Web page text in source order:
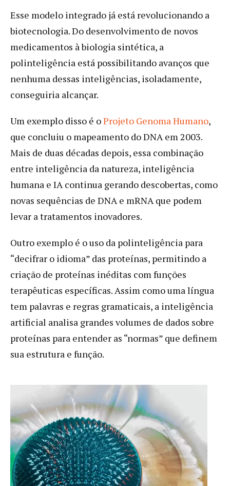
Esse modelo integrado já está revolucionando a
biotecnologia. Do desenvolvimento de novos
medicamentos à biologia sintética, a
polinteligência está possibilitando avanços que
nenhuma dessas inteligências, isoladamente,
conseguiria alcançar.
Um exemplo disso é oProjeto Genoma Humano,
que concluiu o mapeamento do DNA em 2003.
Mais de duas décadas depois, essa combinação
entre inteligência da natureza, inteligência
humana e IA continua gerando descobertas, como
novas sequências de DNA e mRNA que podem
levar a tratamentos inovadores.
Outro exemplo é o uso da polinteligência para
“decifrar o idioma” das proteínas, permitindo a
criação de proteínas inéditas com funções
terapêuticas específicas. Assim como uma língua
tem palavras e regras gramaticais, a inteligência
artificial analisa grandes volumes de dados sobre
proteínas para entender as “normas” que definem
sua estrutura e função.